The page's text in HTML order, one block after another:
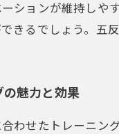
ションが維持し
きるでしょう。五
魅力と効果
わせたトレーニン